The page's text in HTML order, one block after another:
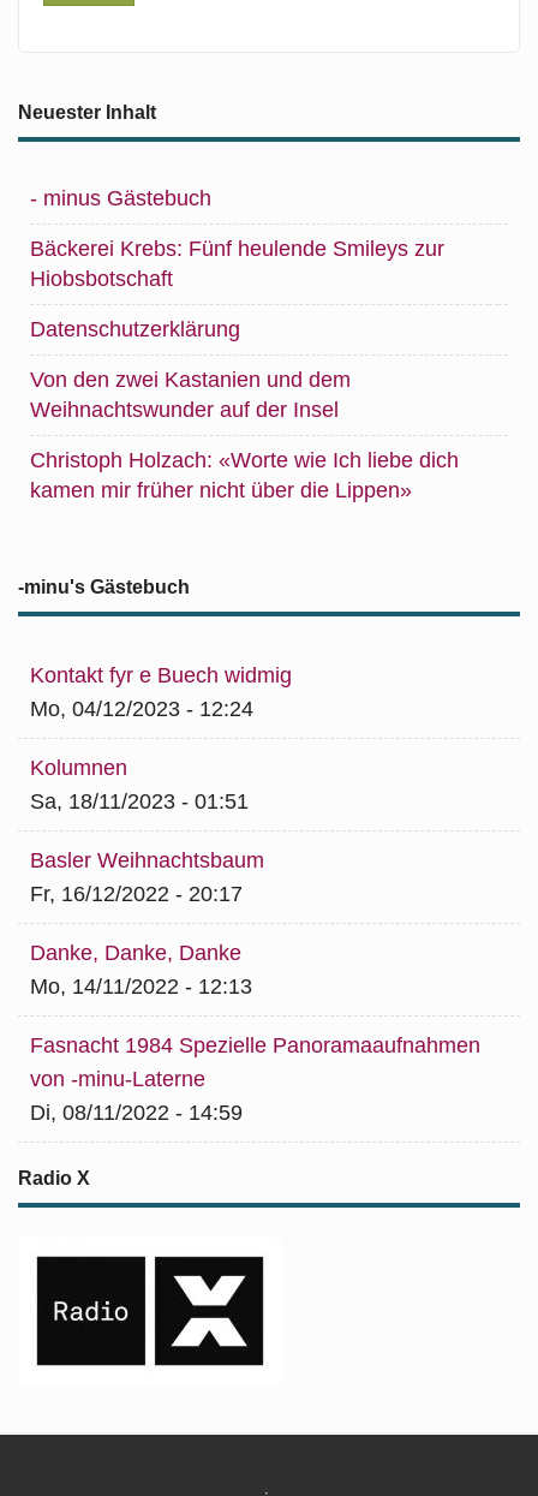
Neuester Inhalt
- minus Gästebuch
Bäckerei Krebs: Fünf heulende Smileys zur
Hiobsbotschaft
Datenschutzerklärung
Von den zwei Kastanien und dem
Weihnachtswunder auf der Insel
Christoph Holzach: «Worte wie Ich liebe dich
kamen mir früher nicht über die Lippen»
-minu's Gästebuch
Kontakt fyr e Buech widmig
Mo, 04/12/2023 - 12:24
Kolumnen
Sa, 18/11/2023 - 01:51
Basler Weihnachtsbaum
Fr, 16/12/2022 - 20:17
Danke, Danke, Danke
Mo, 14/11/2022 - 12:13
Fasnacht 1984 Spezielle Panoramaaufnahmen
von -minu-Laterne
Di, 08/11/2022 - 14:59
Radio X